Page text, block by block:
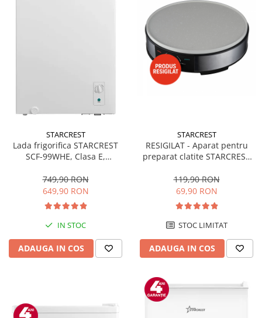
STARCREST
Lada frigorifica STARCREST
SCF-99WHE, Clasa E,
convertibil - functie frigider,
Termostat reglabil, Alb
749,90 RON
649,90 RON
IN STOC
ADAUGA IN COS
STARCREST
RESIGILAT - Aparat pentru
preparat clatite STARCREST
invelis ceramic antiaderent,
30 cm, Inox / Negru
119,90 RON
69,90 RON
STOC LIMITAT
ADAUGA IN COS